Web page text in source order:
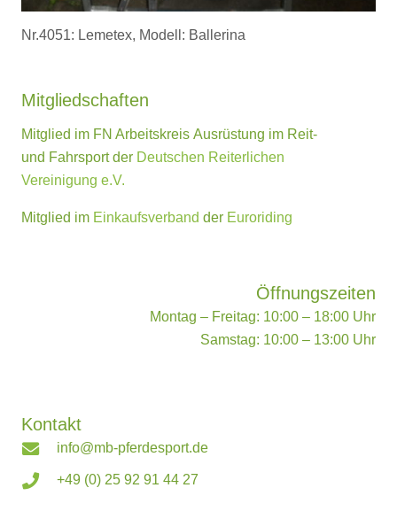
Nr.4051: Lemetex, Modell: Ballerina
Mitgliedschaften
Mitglied im FN Arbeitskreis Ausrüstung im Reit-
und Fahrsport der Deutschen Reiterlichen
Vereinigung e.V.
Mitglied im Einkaufsverband der Euroriding
Öffnungszeiten
Montag – Freitag: 10:00 – 18:00 Uhr
Samstag: 10:00 – 13:00 Uhr
Kontakt
info@mb-pferdesport.de
+49 (0) 25 92 91 44 27